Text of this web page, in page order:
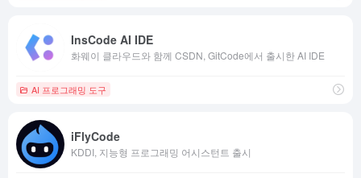
InsCode AI IDE
화웨이 클라우드와 함께 CSDN, GitCode에서 출시한 AI IDE
AI 프로그래밍 도구
iFlyCode
KDDI, 지능형 프로그래밍 어시스턴트 출시